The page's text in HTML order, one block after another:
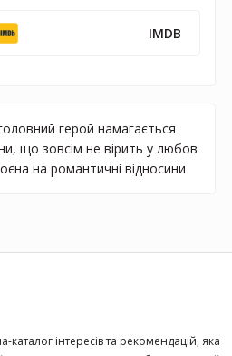
IMDB
герой намагається
що зовсім не вірить у любов
на романтичні відносини
каталог інтересів та рекомендацій, яка